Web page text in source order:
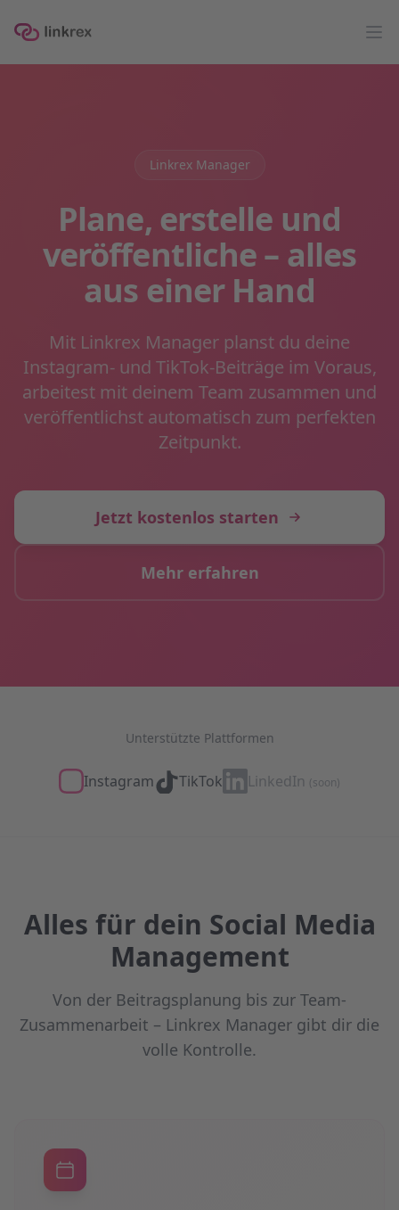
linkrex
Linkrex Manager
Plane, erstelle und
veröffentliche – alles
aus einer Hand
Mit Linkrex Manager planst du deine
Instagram- und TikTok-Beiträge im Voraus,
arbeitest mit deinem Team zusammen und
veröffentlichst automatisch zum perfekten
Zeitpunkt.
Jetzt kostenlos starten
Mehr erfahren
Unterstützte Plattformen
Instagram TikTok LinkedIn (soon)
Alles für dein Social Media
Management
Von der Beitragsplanung bis zur Team-
Zusammenarbeit – Linkrex Manager gibt dir die
volle Kontrolle.